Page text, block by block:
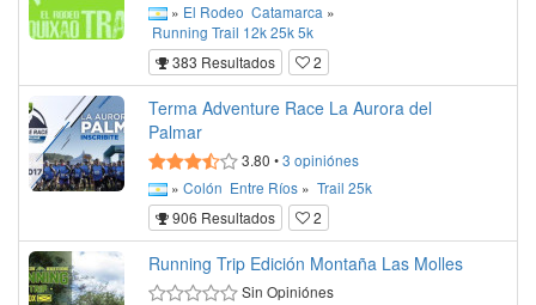
» El Rodeo Catamarca »
Running Trail 12k25k5k
383 Resultados
2
Terma Adventure Race La Aurora del
Palmar
3.80 •3 opiniónes
» Colón Entre Ríos » Trail 25k
906 Resultados
2
Running Trip Edición Montaña Las Molles
Sin Opiniónes